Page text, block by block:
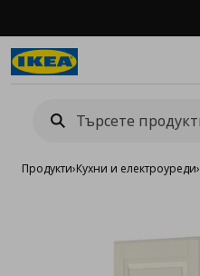
Продукти›Кухни и електроуреди›